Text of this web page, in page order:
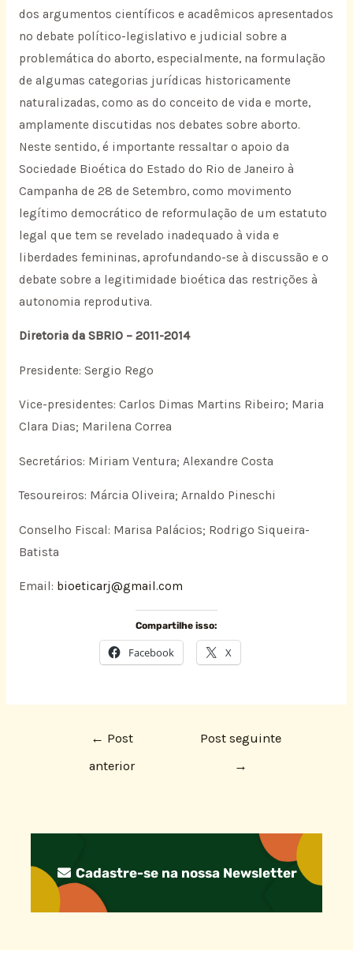
dos argumentos científicos e acadêmicos apresentados
no debate político-legislativo e judicial sobre a
problemática do aborto, especialmente, na formulação
de algumas categorias jurídicas historicamente
naturalizadas, como as do conceito de vida e morte,
amplamente discutidas nos debates sobre aborto.
Neste sentido, é importante ressaltar o apoio da
Sociedade Bioética do Estado do Rio de Janeiro à
Campanha de 28 de Setembro, como movimento
legítimo democrático de reformulação de um estatuto
legal que tem se revelado inadequado à vida e
liberdades femininas, aprofundando-se à discussão e o
debate sobre a legitimidade bioética das restrições à
autonomia reprodutiva.
Diretoria da SBRIO – 2011-2014
Presidente: Sergio Rego
Vice-presidentes: Carlos Dimas Martins Ribeiro; Maria
Clara Dias; Marilena Correa
Secretários: Miriam Ventura; Alexandre Costa
Tesoureiros: Márcia Oliveira; Arnaldo Pineschi
Conselho Fiscal: Marisa Palácios; Rodrigo Siqueira-
Batista
Email: bioeticarj@gmail.com
Compartilhe isso:
Facebook X
← Post
anterior
Post seguinte
→
Cadastre-se na nossa Newsletter